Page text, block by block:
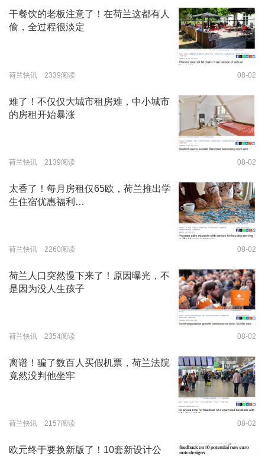
干餐饮的老板注意了！在荷兰这都有人
偷，全过程很淡定
荷兰快讯 2339阅读 08-02
难了！不仅仅大城市租房难，中小城市
的房租开始暴涨
荷兰快讯 2139阅读 08-02
太香了！每月房租仅65欧，荷兰推出学
生住宿优惠福利…
荷兰快讯 2260阅读 08-02
荷兰人口突然慢下来了！原因曝光，不
是因为没人生孩子
荷兰快讯 2354阅读 08-02
离谱！骗了数百人买假机票，荷兰法院
竟然没判他坐牢
荷兰快讯 2157阅读 08-02
欧元终于要换新版了！10套新设计公